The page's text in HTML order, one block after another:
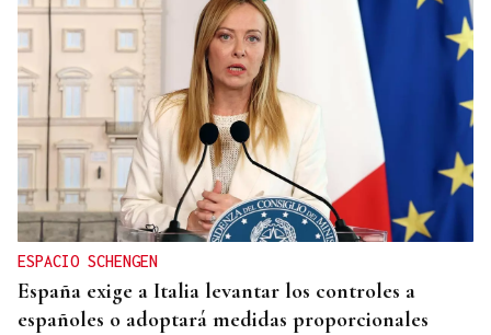
ESPACIO SCHENGEN
España exige a Italia levantar los controles a
españoles o adoptará medidas proporcionales